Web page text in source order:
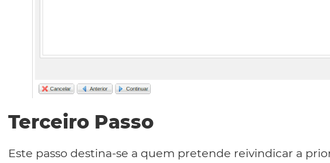
Terceiro Passo
Este passo destina-se a quem pretende reivindicar a